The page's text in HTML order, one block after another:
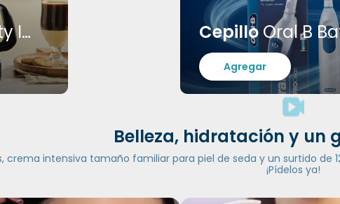
Cepillo Oral B
Agregar
Belleza, hidratación y un
crema intensiva tamaño familiar para piel de seda y un surtido
¡Pídelos ya!